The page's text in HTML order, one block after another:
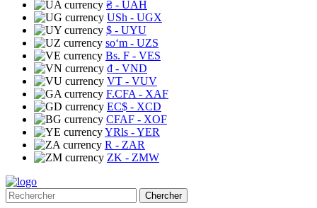
₴ - UAH
USh - UGX
$ - UYU
soʻm - UZS
Bs. F - VES
₫ - VND
VT - VUV
F.CFA - XAF
EC$ - XCD
CFAF - XOF
YRls - YER
R - ZAR
ZK - ZMW
Chercher